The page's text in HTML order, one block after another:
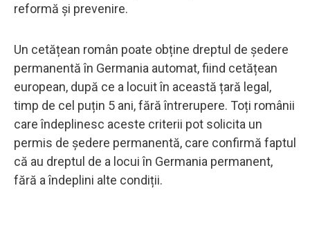
reformă și prevenire.
Un cetățean român poate obține dreptul de ședere
permanentă în Germania automat, fiind cetățean
european, după ce a locuit în această țară legal,
timp de cel puțin 5 ani, fără întrerupere. Toți românii
care îndeplinesc aceste criterii pot solicita un
permis de ședere permanentă, care confirmă faptul
că au dreptul de a locui în Germania permanent,
fără a îndeplini alte condiții.